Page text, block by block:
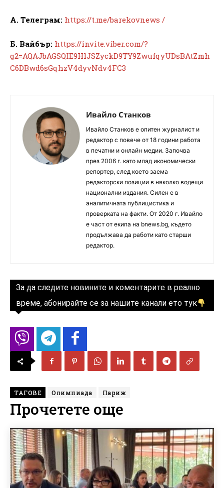
А. Телеграм: https://t.me/barekovnews /
Б. Вайбър: https://invite.viber.com/?
g2=AQAJbAGSQIE9HlJSZyckD9TY9ZwufqyUDsBAtZmh
C6DBwd6sGqhzV4dyvNdv4FC3
Ивайло Станков
Ивайло Станков е опитен журналист и
редактор с повече от 18 години работа
в печатни и онлайн медии. Започва
през 2006 г. като млад икономически
репортер, след което заема
редакторски позиции в няколко водещи
национални издания. Силен е в
аналитичната публицистика и
проверката на факти. От 2020 г. Ивайло
е част от екипа на bnews.bg, където
продължава да работи като старши
редактор.
За да следите новините и коментарите в реално
време, абонирайте се за нашите канали ето тук
ТАГОВЕ Олимпиада Париж
Прочетете още